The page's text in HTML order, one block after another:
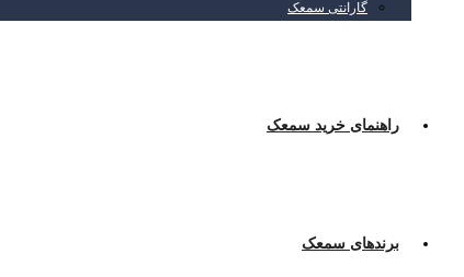
گارانتی سمعک
راهنمای خرید سمعک
برندهای سمعک